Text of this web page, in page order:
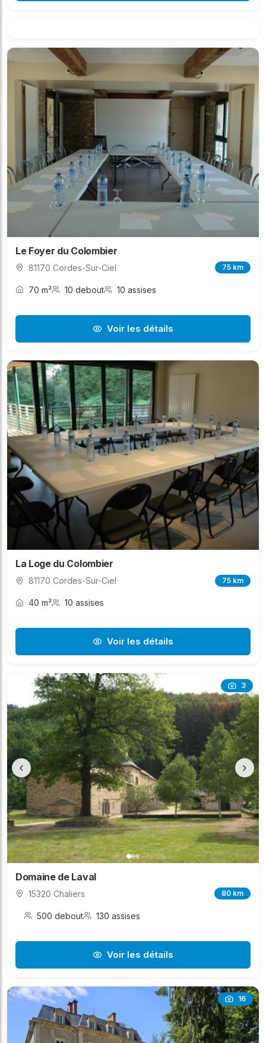
Le Foyer du Colombier
81170 Cordes-Sur-Ciel 75 km
70 m² 10 debout 10 assises
Voir les détails
La Loge du Colombier
81170 Cordes-Sur-Ciel 75 km
40 m² 10 assises
Voir les détails
3
‹ ›
Domaine de Laval
15320 Chaliers 80 km
500 debout 130 assises
Voir les détails
16